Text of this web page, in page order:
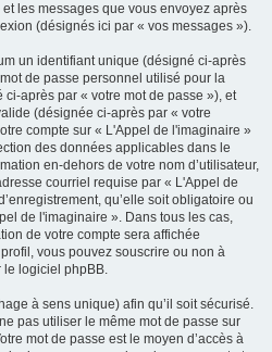
les messages que vous envoyez après
(désignés ici par « vos messages »).
un identifiant unique (désigné ci-après
de passe personnel utilisé pour la
après par « votre mot de passe »), et
(désignée ci-après par « votre
compte sur « L'Appel de l'imaginaire »
des données applicables dans le
en-dehors de votre nom d’utilisateur,
courriel requise par « L'Appel de
qu’elle soit obligatoire ou
de l'imaginaire ». Dans tous les cas,
de votre compte sera affichée
vous pouvez souscrire ou non à
le logiciel phpBB.
à sens unique) afin qu’il soit sécurisé.
pas utiliser le même mot de passe sur
mot de passe est le moyen d’accès à